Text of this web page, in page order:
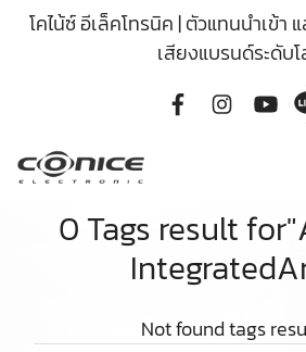
โคไน้ซ์ อีเล็คโทรนิค | ตัวแทนนำเข้า
เสียงแบรนด์ระดับ
0 Tags result
Not found tags